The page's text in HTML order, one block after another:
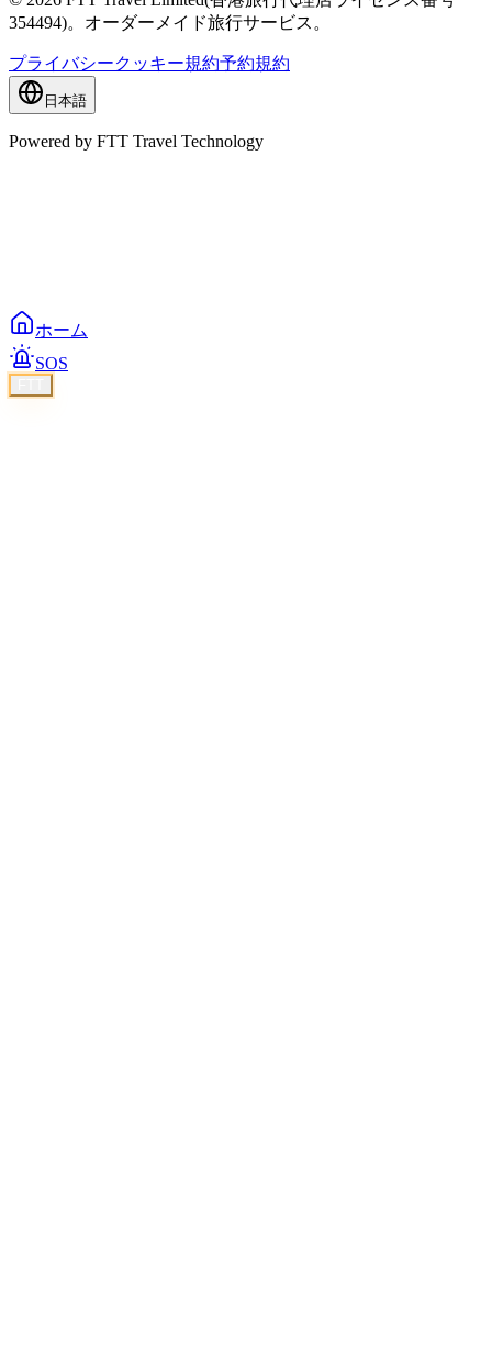
354494)。オーダーメイド旅行サービス。
プライバシークッキー規約予約規約
日本語
Powered by FTT Travel Technology
ホーム
SOS